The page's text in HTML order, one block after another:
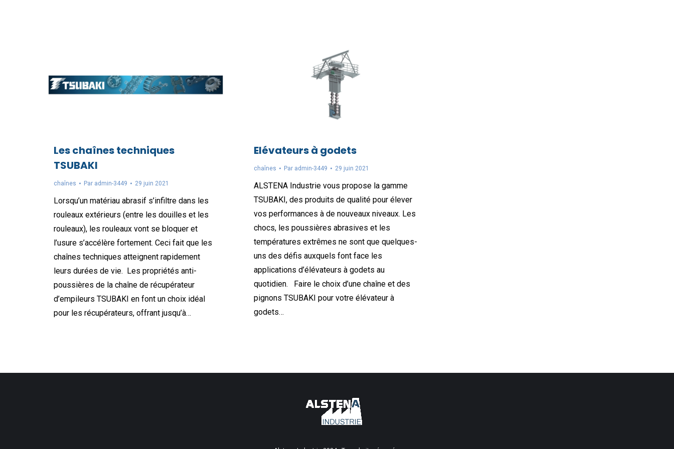
Les chaînes techniques
TSUBAKI
chaînes Par admin-3449 29 juin 2021
Lorsqu’un matériau abrasif s’infiltre dans les
rouleaux extérieurs (entre les douilles et les
rouleaux), les rouleaux vont se bloquer et
l’usure s’accélère fortement. Ceci fait que les
chaînes techniques atteignent rapidement
leurs durées de vie. Les propriétés anti-
poussières de la chaîne de récupérateur
d’empileurs TSUBAKI en font un choix idéal
pour les récupérateurs, offrant jusqu’à…
Elévateurs à godets
chaînes Par admin-3449 29 juin 2021
ALSTENA Industrie vous propose la gamme
TSUBAKI, des produits de qualité pour élever
vos performances à de nouveaux niveaux. Les
chocs, les poussières abrasives et les
températures extrêmes ne sont que quelques-
uns des défis auxquels font face les
applications d’élévateurs à godets au
quotidien. Faire le choix d’une chaîne et des
pignons TSUBAKI pour votre élévateur à
godets…